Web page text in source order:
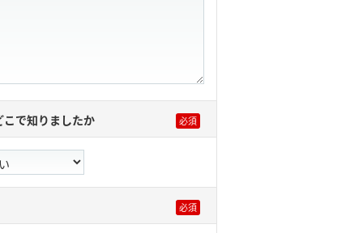
こで知りましたか